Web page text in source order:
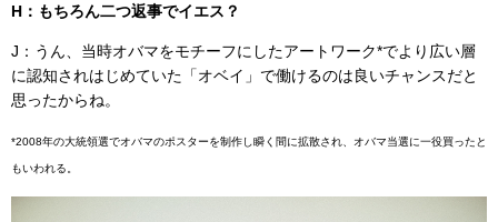
H：もちろん二つ返事でイエス？
J：うん、当時オバマをモチーフにしたアートワーク*でより広い層
に認知されはじめていた「オベイ」で働けるのは良いチャンスだと
思ったからね。
*2008年の大統領選でオバマのポスターを制作し瞬く間に拡散され、オバマ当選に一役買ったと
もいわれる。